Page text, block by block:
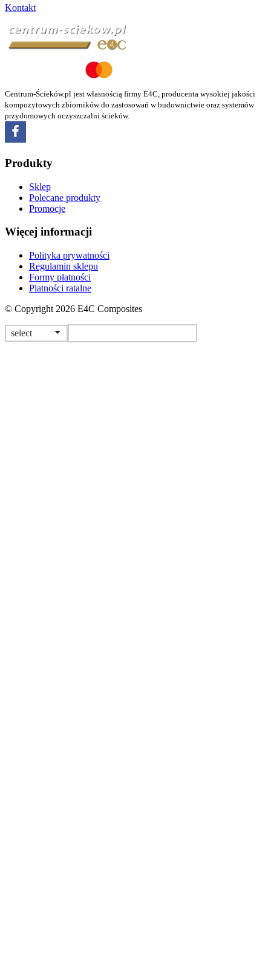
Kontakt
Centrum-Ścieków.pl jest własnością firmy E4C, producenta wysokiej jakości
kompozytowych zbiorników do zastosowań w budownictwie oraz systemów
przydomowych oczyszczalni ścieków.
Produkty
Sklep
Polecane produkty
Promocje
Więcej informacji
Polityka prywatności
Regulamin sklepu
Formy płatności
Platności ratalne
© Copyright 2026 E4C Composites